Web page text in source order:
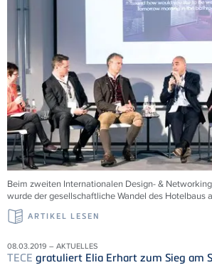
Beim zweiten Internationalen Design- &
wurde der gesellschaftliche Wandel des Hotelbaus
ARTIKEL LESEN
08.03.2019 – AKTUELLES
TECE gratuliert Elia Erhart zum Sieg am